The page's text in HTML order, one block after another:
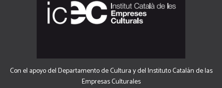
Con el apoyo del Departamento de Cultura y del Instituto Catalán de las
Empresas Culturales